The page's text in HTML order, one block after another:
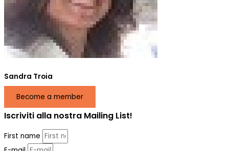
Sandra Troia
Become a member
Iscriviti alla nostra Mailing List!
First name